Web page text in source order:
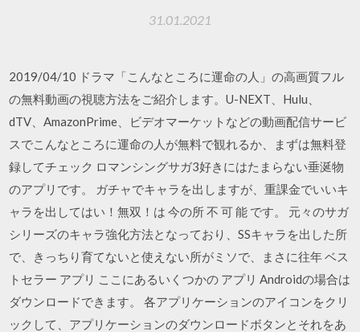
31.01.2021
2019/04/10 ドラマ「こんなところに運命の人」の高画質フル
の無料動画の視聴方法をご紹介します。U-NEXT、Hulu、
dTV、AmazonPrime、ビデオマーケットなどの動画配信サービ
スでこんなところに運命の人が無料で観れるか、まずは無料登
録してチェック ロマンシングサガ3好きにはたまらない垂涎物
のアプリです。 ガチャでキャラを出しますが、重課金でいいキ
ャラを出してはい！無双！は 今の所 不 可 能 です。 元々のサガ
シリーズのキャラ強化方法となっており、SSキャラを出した所
で、きっちり育てないと使えない所がミソで、まさに往年 ベス
トセラー アプリ ここにあるいくつかの アプリ Androidの場合は
ダウンロードできます。 各アプリケーションのアイコンをクリ
ックして、アプリケーションのダウンロードボタンとそれをあ